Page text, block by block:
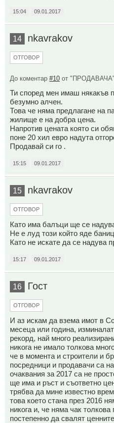
15:04 09.01.2017
14 nkavrakov
ОТГОВОР
До коментар #10 от
Ти според мен имаш някакъв
безумно алчен.
Това че няма предлагане на
жилище е на добра цена.
Напротив цената която си
поне 20 хил евро надута
Продавай си го .
15:15 09.01.2017
15 nkavrakov
ОТГОВОР
Като има балъци ще се
Не е луд този който яде
Като не искате да се надува
15:17 09.01.2017
16 Гост
ОТГОВОР
И аз искам да взема имот в
месеца или година,
рекорд, най много
никога не имало толкова
че в момента и строители и
посредници и продавачи са
очаквания за 2017 са не
ще има и ръст и съответно
трябва да мине известно
това което стана през 2016
никога и, че няма чак
постепенно да свалят